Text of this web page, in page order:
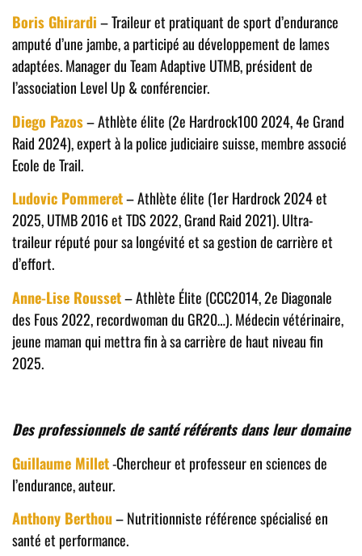
Boris Ghirardi– Traileur et pratiquant de sport d’endurance
amputé d’une jambe, a participé au développement de lames
adaptées. Manager du Team Adaptive UTMB, président de
l’association Level Up & conférencier.
Diego Pazos– Athlète élite (2e Hardrock100 2024, 4e Grand
Raid 2024), expert à la police judiciaire suisse, membre associé
Ecole de Trail.
Ludovic Pommeret– Athlète élite (1er Hardrock 2024 et
2025, UTMB 2016 et TDS 2022, Grand Raid 2021). Ultra-
traileur réputé pour sa longévité et sa gestion de carrière et
d’effort.
Anne-Lise Rousset– Athlète Élite (CCC2014, 2e Diagonale
des Fous 2022, recordwoman du GR20…). Médecin vétérinaire,
jeune maman qui mettra fin à sa carrière de haut niveau fin
2025.
Des professionnels de santé référents dans leur domaine
Guillaume Millet-Chercheur et professeur en sciences de
l’endurance, auteur.
Anthony Berthou– Nutritionniste référence spécialisé en
santé et performance.